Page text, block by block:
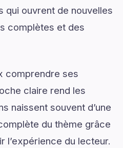
qui ouvrent de nouvelles
complètes et des
comprendre ses
claire rend les
naissent souvent d’une
du thème grâce
l’expérience du lecteur.